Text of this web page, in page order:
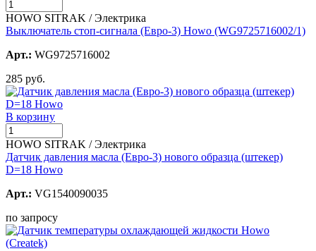
HOWO SITRAK / Электрика
Выключатель стоп-сигнала (Евро-3) Howo (WG9725716002/1)
Арт.: WG9725716002
285 руб.
В корзину
HOWO SITRAK / Электрика
Датчик давления масла (Евро-3) нового образца (штекер)
D=18 Howo
Арт.: VG1540090035
по запросу